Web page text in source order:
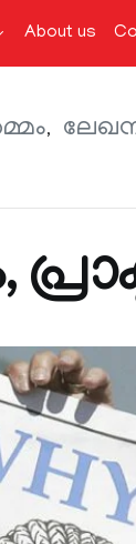
About us